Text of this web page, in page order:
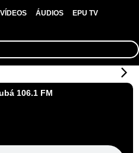
VÍDEOS ÁUDIOS
EPU TV
106.1 FM